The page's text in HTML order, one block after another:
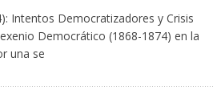
Intentos Democratizadores y Crisis
Democrático (1868-1874) en la
una se